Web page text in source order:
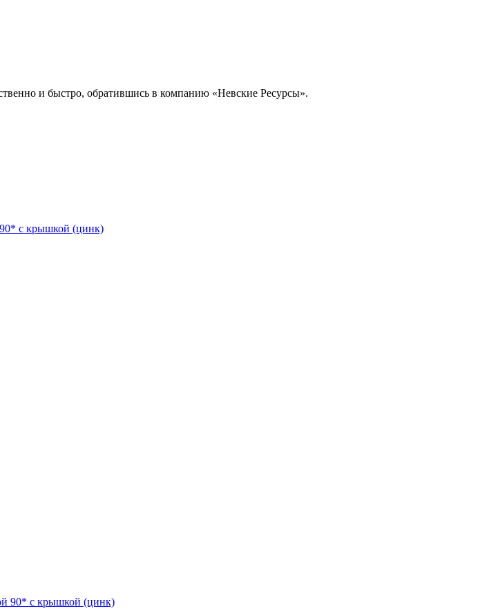
и быстро, обратившись в компанию «Невские Ресурсы».
с крышкой (цинк)
90* с крышкой (цинк)